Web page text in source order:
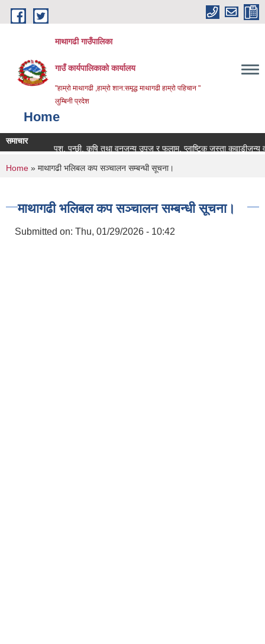
Skip to main content
माथागढी गाउँपालिका
गाउँ कार्यपालिकाको कार्यालय
"हाम्रो माथागढी ,हाम्रो शान:समृद्ध माथागढी हाम्रो पहिचान "
लुम्बिनी प्रदेश
Home
समाचार
पशु, पन्छी, कृषि तथा वनजन्य उपज र फलाम, प्लाष्टिक जस्ता कवाडीजन्य
You are here
Home » माथागढी भलिबल कप सञ्चालन सम्बन्धी सूचना।
माथागढी भलिबल कप सञ्चालन सम्बन्धी सूचना।
Submitted on: Thu, 01/29/2026 - 10:42